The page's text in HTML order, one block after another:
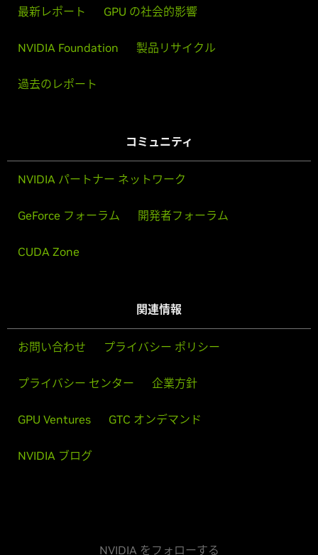
最新レポート GPU の社会的影響
NVIDIA Foundation 製品リサイクル
過去のレポート
コミュニティ
NVIDIA パートナー ネットワーク
GeForce フォーラム 開発者フォーラム
CUDA Zone
関連情報
お問い合わせ プライバシー ポリシー
プライバシー センター 企業方針
GPU Ventures GTC オンデマンド
NVIDIA ブログ
NVIDIA をフォローする